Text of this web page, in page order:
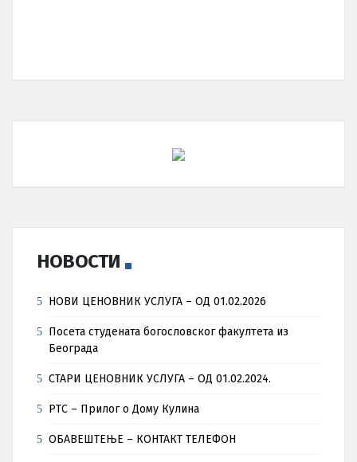
НОВОСТИ
НОВИ ЦЕНОВНИК УСЛУГА – ОД 01.02.2026
Посета студената богословског факултета из
Београда
СТАРИ ЦЕНОВНИК УСЛУГА – ОД 01.02.2024.
РТС – Прилог о Дому Кулина
ОБАВЕШТЕЊЕ – КОНТАКТ ТЕЛЕФОН